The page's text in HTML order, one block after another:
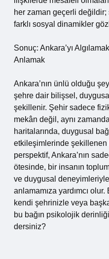
her zaman geçerli
farklı sosyal dinamikler
Sonuç: Ankara’yı
Anlamak
Ankara’nın ünlü olduğu
şehre dair bilişsel,
şekillenir. Şehir sadece
mekân değil, aynı
haritalarında, duygusal
etkileşimlerinde şekillenen
perspektif, Ankara’nın
ötesinde, bir insanın
ve duygusal
anlamamıza yardımcı
kendi şehrinizle veya
bu bağın psikolojik
dersiniz?